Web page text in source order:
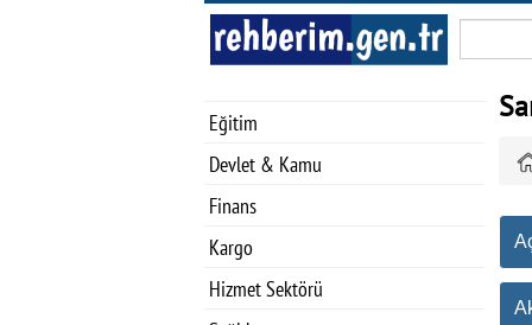
Eğitim
Devlet & Kamu
Finans
Kargo
Hizmet Sektörü